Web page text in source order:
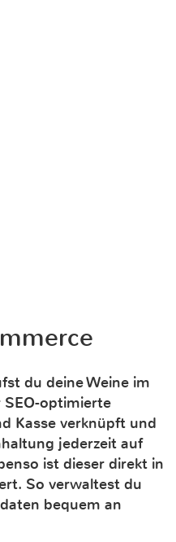
du deine Weine im
SEO-optimierte
Kasse verknüpft und
jederzeit auf
ist dieser direkt in
So verwaltest du
bequem an